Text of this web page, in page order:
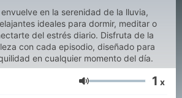
en la serenidad de la lluvia,
ideales para dormir, meditar o
del estrés diario. Disfruta de la
con cada episodio, diseñado para
en cualquier momento del día.
Volume 1 x